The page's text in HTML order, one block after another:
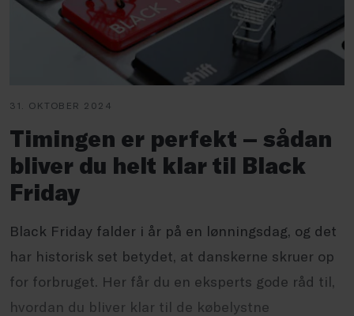
31. OKTOBER 2024
Timingen er perfekt – sådan
bliver du helt klar til Black
Friday
Black Friday falder i år på en lønningsdag, og det
har historisk set betydet, at danskerne skruer op
for forbruget. Her får du en eksperts gode råd til,
hvordan du bliver klar til de købelystne